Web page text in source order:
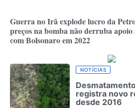
Guerra no Irã explode lucro da
preços na bomba não derruba
com Bolsonaro em 2022
NOTÍCIAS
registra novo
desde 2016